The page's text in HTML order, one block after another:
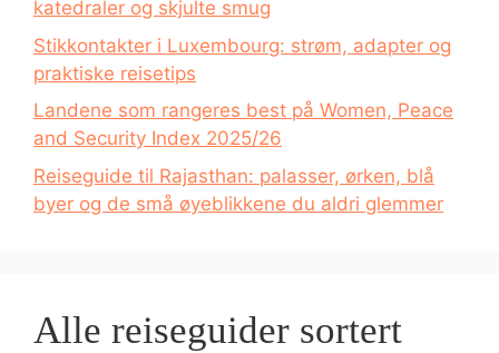
katedraler og skjulte smug
Stikkontakter i Luxembourg: strøm, adapter og
praktiske reisetips
Landene som rangeres best på Women, Peace
and Security Index 2025/26
Reiseguide til Rajasthan: palasser, ørken, blå
byer og de små øyeblikkene du aldri glemmer
Alle reiseguider sortert